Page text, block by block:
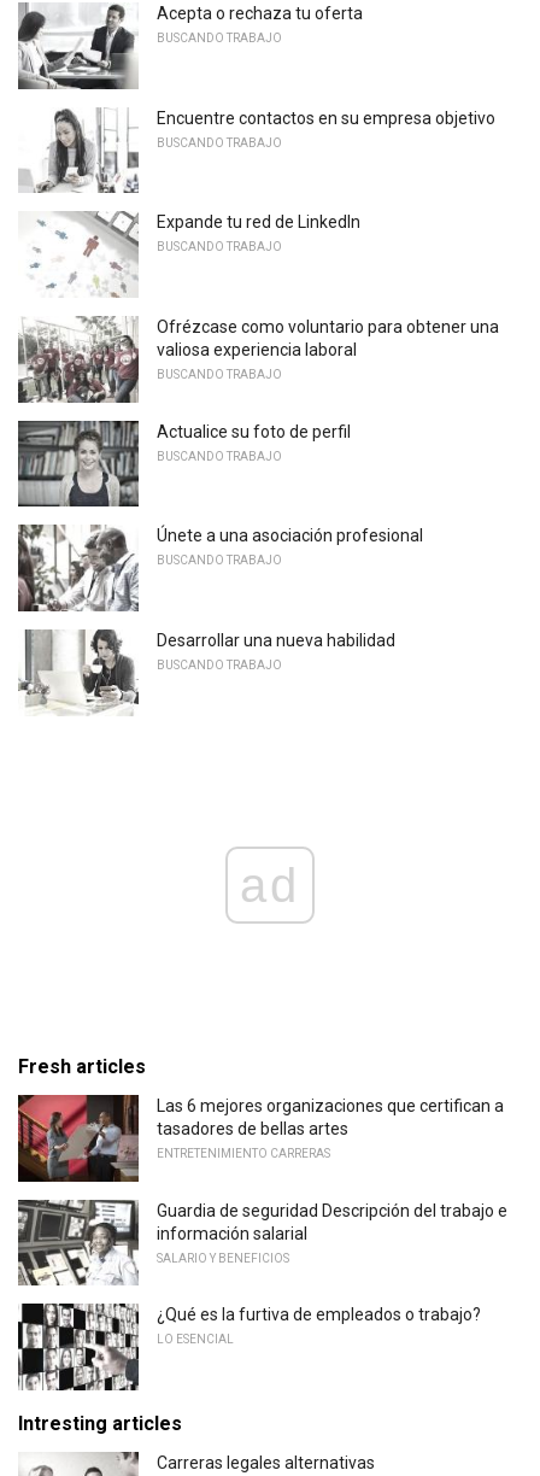
Acepta o rechaza tu oferta
BUSCANDO TRABAJO
Encuentre contactos en su empresa objetivo
BUSCANDO TRABAJO
Expande tu red de LinkedIn
BUSCANDO TRABAJO
Ofrézcase como voluntario para obtener una
valiosa experiencia laboral
BUSCANDO TRABAJO
Actualice su foto de perfil
BUSCANDO TRABAJO
Únete a una asociación profesional
BUSCANDO TRABAJO
Desarrollar una nueva habilidad
BUSCANDO TRABAJO
ad
Fresh articles
Las 6 mejores organizaciones que certifican a
tasadores de bellas artes
ENTRETENIMIENTO CARRERAS
Guardia de seguridad Descripción del trabajo e
información salarial
SALARIO Y BENEFICIOS
¿Qué es la furtiva de empleados o trabajo?
LO ESENCIAL
Intresting articles
Carreras legales alternativas